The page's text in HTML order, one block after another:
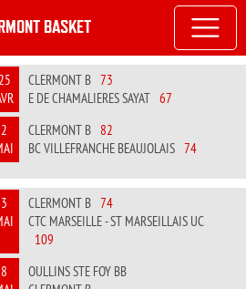
BASKET
CLERMONT B 73
E DE CHAMALIERES SAYAT 67
2
CLERMONT B 82
BC VILLEFRANCHE BEAUJOLAIS 74
3
CLERMONT B 74
CTC MARSEILLE - ST MARSEILLAIS UC
109
8
OULLINS STE FOY BB